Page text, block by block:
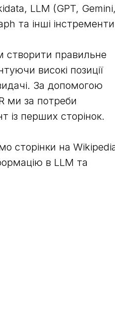
LLM (GPT, Gemini,
та інші
правильне
високі позиції
За допомогою
ми за потреби
із перших сторінок.
сторінки на
в LLM та